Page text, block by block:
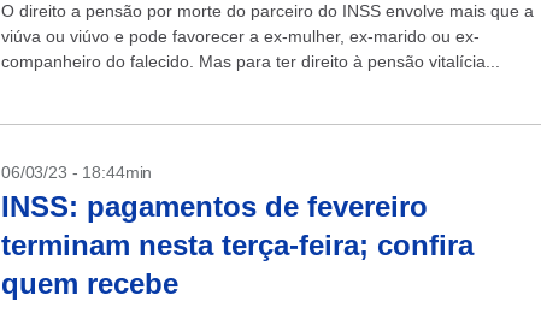
O direito a pensão por morte do parceiro do INSS envolve mais que a
viúva ou viúvo e pode favorecer a ex-mulher, ex-marido ou ex-
companheiro do falecido. Mas para ter direito à pensão vitalícia...
06/03/23 - 18:44min
INSS: pagamentos de fevereiro
terminam nesta terça-feira; confira
quem recebe